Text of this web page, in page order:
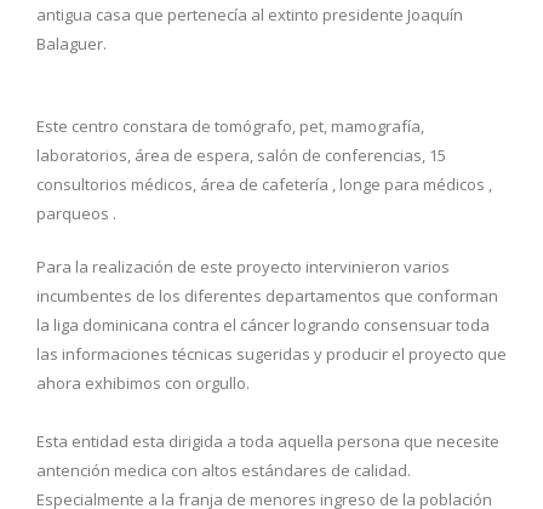
antigua casa que pertenecía al extinto presidente Joaquín
Balaguer.
Este centro constara de tomógrafo, pet, mamografía,
laboratorios, área de espera, salón de conferencias, 15
consultorios médicos, área de cafetería , longe para médicos ,
parqueos .
Para la realización de este proyecto intervinieron varios
incumbentes de los diferentes departamentos que conforman
la liga dominicana contra el cáncer logrando consensuar toda
las informaciones técnicas sugeridas y producir el proyecto que
ahora exhibimos con orgullo.
Esta entidad esta dirigida a toda aquella persona que necesite
antención medica con altos estándares de calidad.
Especialmente a la franja de menores ingreso de la población